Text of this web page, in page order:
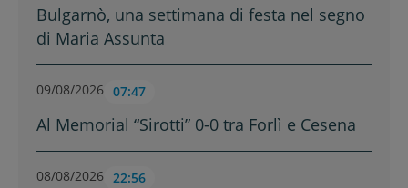
Bulgarnò, una settimana di festa nel segno
di Maria Assunta
09/08/2026 07:47
Al Memorial “Sirotti” 0-0 tra Forlì e Cesena
08/08/2026 22:56